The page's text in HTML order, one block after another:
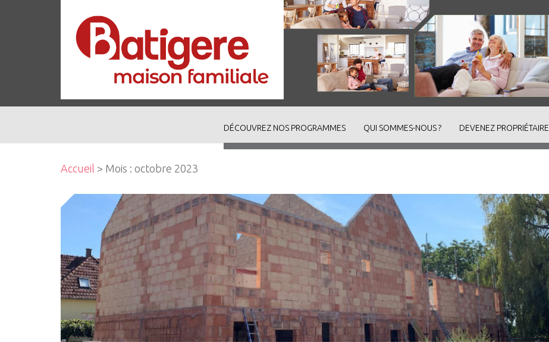
DÉCOUVREZ NOS PROGRAMMES QUI SOMMES-NOUS ? DEVENEZ PROPRIÉTAIRE
Accueil > Mois : octobre 2023